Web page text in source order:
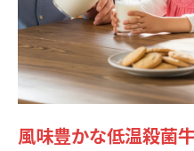
風味豊かな低温殺菌